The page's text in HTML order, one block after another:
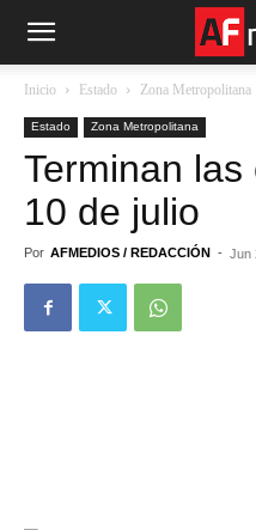
Inicio Estado Zona Metropolitana
Estado Zona Metropolitana
Terminan
10 de julio
Por AFMEDIOS / REDACCIÓN - Jun